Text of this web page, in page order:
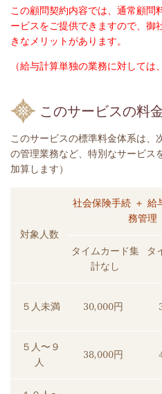
この顧問契約内容では、通常顧問
ービスをご提供できますので、御
きなメリットがあります。
（給与計算単独の業務に対しては
このサービスの料
このサービスの標準料金体系は、
の管理業務など、特別なサービス
加算します）
対象人数
社会保険手続 ＋ 給
務管理
タイムカード集
計なし
タ
５人未満 30,000円
５人〜９
人
38,000円